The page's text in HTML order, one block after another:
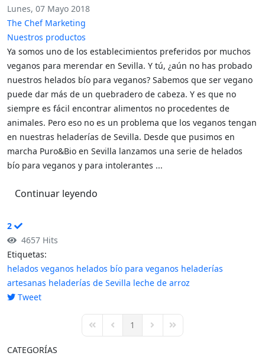
Lunes, 07 Mayo 2018
The Chef Marketing
Nuestros productos
Ya somos uno de los establecimientos preferidos por muchos
veganos para merendar en Sevilla. Y tú, ¿aún no has probado
nuestros helados bío para veganos? Sabemos que ser vegano
puede dar más de un quebradero de cabeza. Y es que no
siempre es fácil encontrar alimentos no procedentes de
animales. Pero eso no es un problema que los veganos tengan
en nuestras heladerías de Sevilla. Desde que pusimos en
marcha Puro&Bio en Sevilla lanzamos una serie de helados
bío para veganos y para intolerantes ...
Continuar leyendo
2
4657 Hits
Etiquetas:
helados veganos helados bío para veganos heladerías
artesanas heladerías de Sevilla leche de arroz
Tweet
First PagePrevious Page
1 Next PageLast Page
CATEGORÍAS